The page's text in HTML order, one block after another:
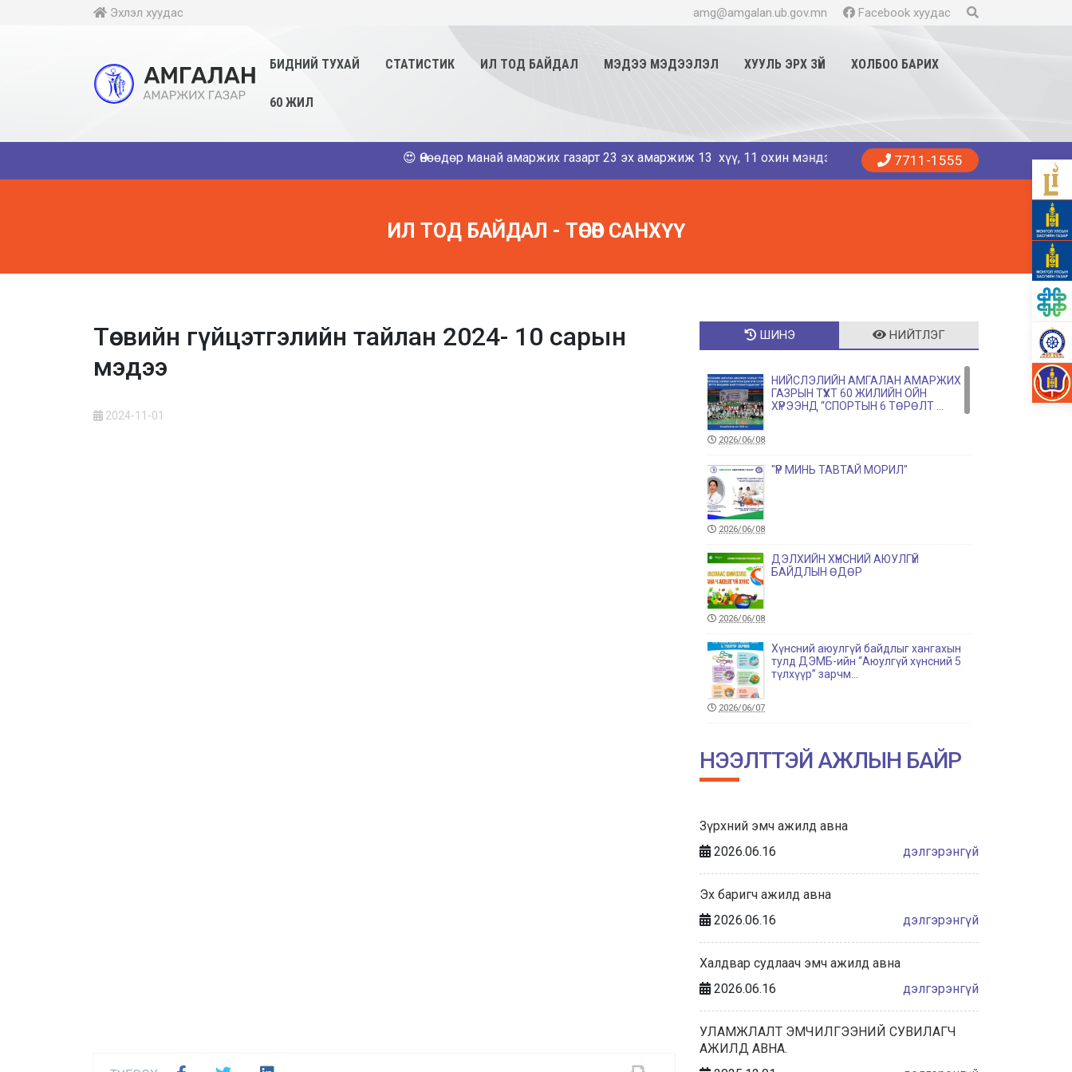
Эхлэл хуудас amg@amgalan.ub.gov.mn Facebook хуудас
БИДНИЙ ТУХАЙ СТАТИСТИК ИЛ ТОД БАЙДАЛ МЭДЭЭ МЭДЭЭЛЭЛ ХУУЛЬ ЭРХ ЗҮЙ ХОЛБОО БАРИХ
60 ЖИЛ
😍 Өнөөдөр манай амаржих газарт 23 эх амаржиж 13 хүү, 11 охин мэндэллээ. Танд эрүүл энхийг хүсье.
7711-1555
ИЛ ТОД БАЙДАЛ - ТӨСӨВ САНХҮҮ
Төсвийн гүйцэтгэлийн тайлан 2024- 10 сарын
мэдээ
2024-11-01
ШИНЭ НИЙТЛЭГ
НИЙСЛЭЛИЙН АМГАЛАН АМАРЖИХ
ГАЗРЫН ТҮҮХТ 60 ЖИЛИЙН ОЙН
ХҮРЭЭНД “СПОРТЫН 6 ТӨРӨЛТ ...
2026/06/08
"ҮР МИНЬ ТАВТАЙ МОРИЛ"
2026/06/08
ДЭЛХИЙН ХҮНСНИЙ АЮУЛГҮЙ
БАЙДЛЫН ӨДӨР
2026/06/08
Хүнсний аюулгүй байдлыг хангахын
тулд ДЭМБ-ийн “Аюулгүй хүнсний 5
түлхүүр” зарчм...
2026/06/07
ГАЗРЫН ТҮҮХТ 60 ЖИЛИЙН ОЙН
ХҮРЭЭНД ЗОХИОН БАЙГУУЛАГДА...
Халдвар сэргийлэлт хяналтын
2026/05/28
“ЭХИЙН СҮҮНИЙ НӨӨЦИЙН БАНКНЫ ҮЙЛ
АЖИЛЛАГААНЫ ЖУРАМ”-Д САНАЛ
АВАХ ХЭЛЭЛЦҮҮЛЭГТ ОР...
НЭЭЛТТЭЙ АЖЛЫН БАЙР
Зүрхний эмч ажилд авна
2026.06.16
дэлгэрэнгүй
Эх баригч ажилд авна
2026.06.16
дэлгэрэнгүй
Халдвар судлаач эмч ажилд авна
2026.06.16
дэлгэрэнгүй
УЛАМЖЛАЛТ ЭМЧИЛГЭЭНИЙ СУВИЛАГЧ
АЖИЛД АВНА.